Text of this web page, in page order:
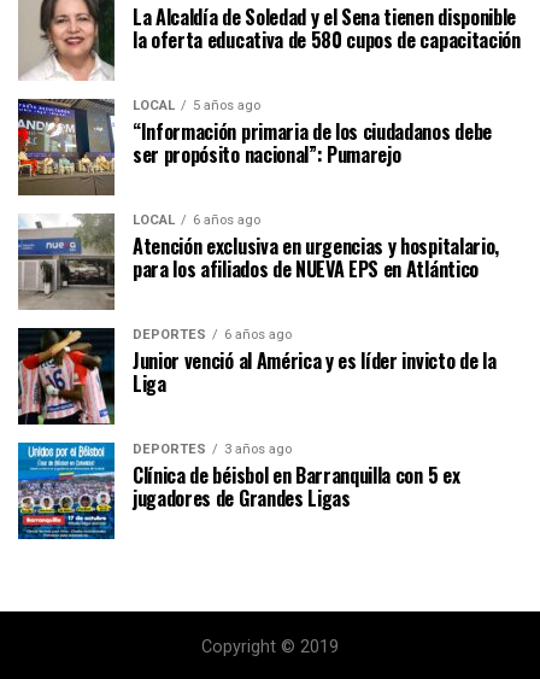
La Alcaldía de Soledad y el Sena tienen disponible
la oferta educativa de 580 cupos de capacitación
LOCAL 5 años ago
“Información primaria de los ciudadanos debe
ser propósito nacional”: Pumarejo
LOCAL 6 años ago
Atención exclusiva en urgencias y hospitalario,
para los afiliados de NUEVA EPS en Atlántico
DEPORTES 6 años ago
Junior venció al América y es líder invicto de la
Liga
DEPORTES 3 años ago
Clínica de béisbol en Barranquilla con 5 ex
jugadores de Grandes Ligas
Copyright © 2019